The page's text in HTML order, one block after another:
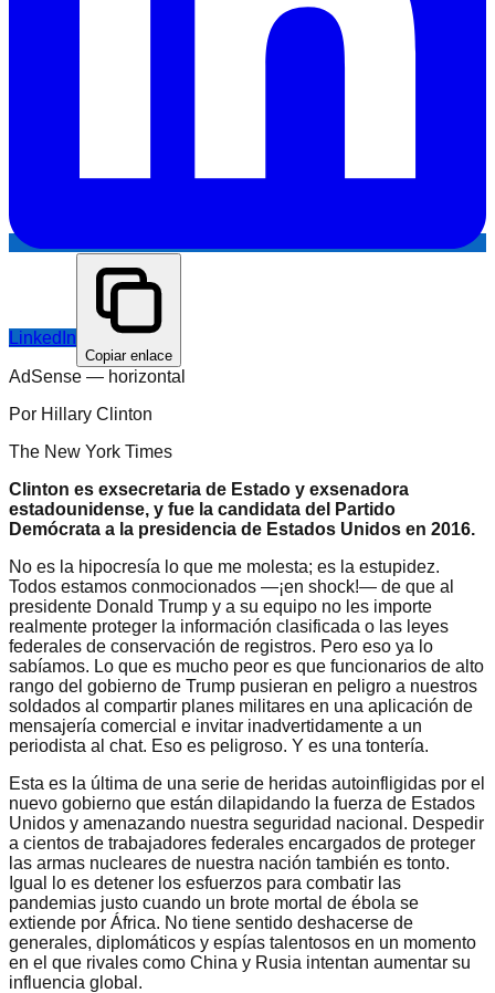
LinkedIn
Copiar enlace
AdSense — horizontal
Por Hillary Clinton
The New York Times
Clinton es exsecretaria de Estado y exsenadora
estadounidense, y fue la candidata del Partido
Demócrata a la presidencia de Estados Unidos en 2016.
No es la hipocresía lo que me molesta; es la estupidez.
Todos estamos conmocionados —¡en shock!— de que al
presidente Donald Trump y a su equipo no les importe
realmente proteger la información clasificada o las leyes
federales de conservación de registros. Pero eso ya lo
sabíamos. Lo que es mucho peor es que funcionarios de alto
rango del gobierno de Trump pusieran en peligro a nuestros
soldados al compartir planes militares en una aplicación de
mensajería comercial e invitar inadvertidamente a un
periodista al chat. Eso es peligroso. Y es una tontería.
Esta es la última de una serie de heridas autoinfligidas por el
nuevo gobierno que están dilapidando la fuerza de Estados
Unidos y amenazando nuestra seguridad nacional. Despedir
a cientos de trabajadores federales encargados de proteger
las armas nucleares de nuestra nación también es tonto.
Igual lo es detener los esfuerzos para combatir las
pandemias justo cuando un brote mortal de ébola se
extiende por África. No tiene sentido deshacerse de
generales, diplomáticos y espías talentosos en un momento
en el que rivales como China y Rusia intentan aumentar su
influencia global.